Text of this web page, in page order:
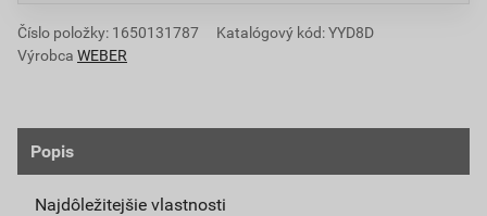
Číslo položky: 1650131787
Katalógový kód: YYD8D
Výrobca WEBER
Popis
Najdôležitejšie vlastnosti